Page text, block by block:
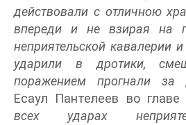
действовали с отличною
впереди и не взирая на
неприятельской кавалерии
ударили в дротики,
поражением прогнали
Есаул Пантелеев во
всех ударах